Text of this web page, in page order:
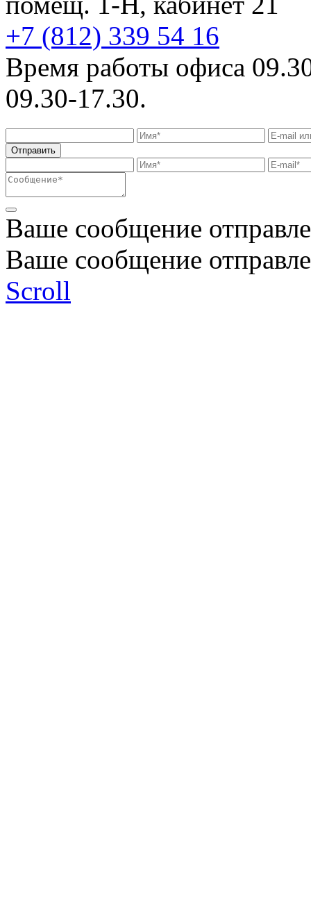
+7 (812) 339 54 16
Время работы офиса
09.30-17.30.
Отправить
Ваше сообщение
Ваше сообщение
Scroll